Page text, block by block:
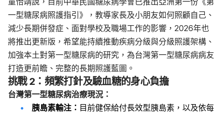
一型糖尿病照護指引》，教導家長及小朋友如何照顧自己、
減少長期併發症、面對學校及職場工作的影響，2026年也
將推出更新版，希望能持續推動疾病分級與分級照護架構、
加強本土對第一型糖尿病的研究，為台灣第一型糖尿病病友
打造更前瞻、完整的長期照護藍圖。
挑戰 2：頻繁打針及驗血糖的身心負擔
台灣第一型糖尿病治療現況：
胰島素輸注： 目前健保給付長效型胰島素，以及依每